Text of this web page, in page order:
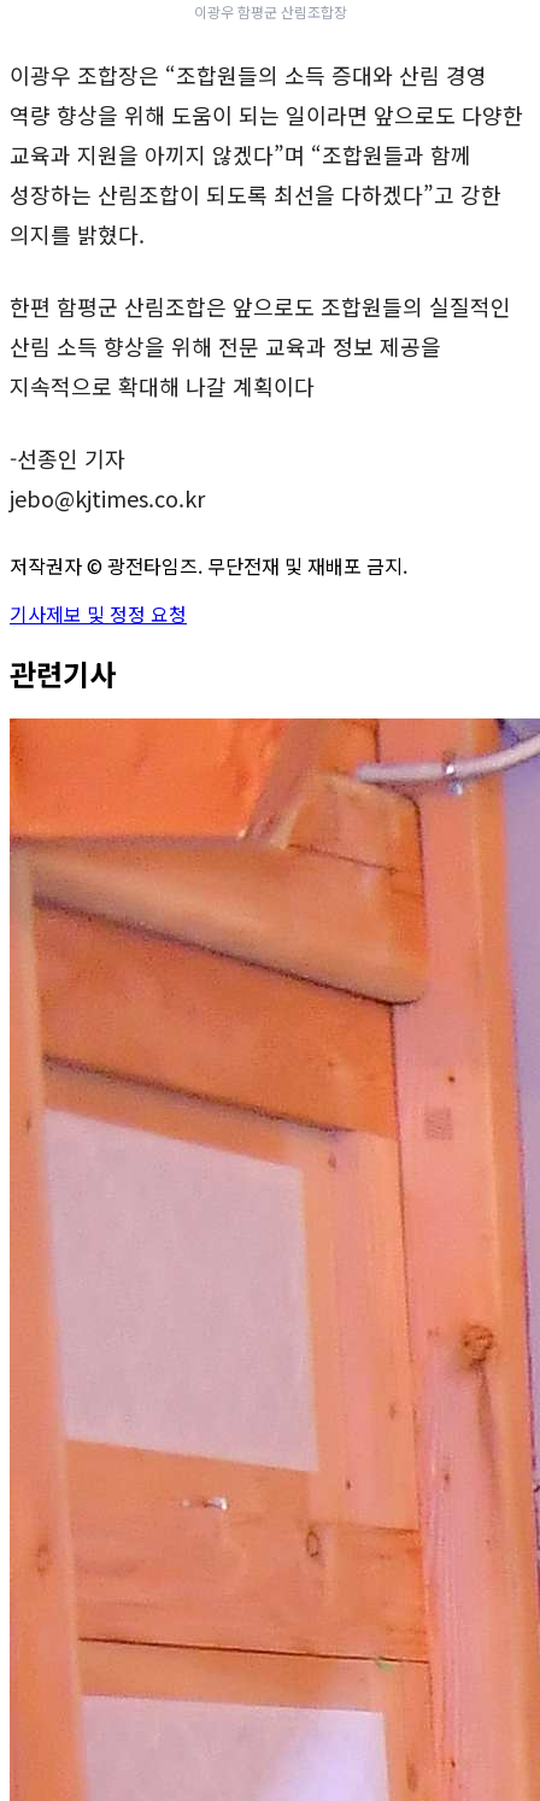
이광우 함평군 산림조합장
이광우 조합장은 “조합원들의 소득 증대와 산림 경영
역량 향상을 위해 도움이 되는 일이라면 앞으로도 다양한
교육과 지원을 아끼지 않겠다”며 “조합원들과 함께
성장하는 산림조합이 되도록 최선을 다하겠다”고 강한
의지를 밝혔다.
한편 함평군 산림조합은 앞으로도 조합원들의 실질적인
산림 소득 향상을 위해 전문 교육과 정보 제공을
지속적으로 확대해 나갈 계획이다
-선종인 기자
jebo@kjtimes.co.kr
저작권자 ©광전타임즈. 무단전재 및 재배포 금지.
기사제보 및 정정 요청
관련기사